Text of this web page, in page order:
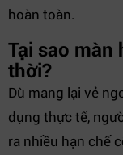
hoàn toàn.
Tại sao
thời?
Dù mang lại vẻ
dụng thực tế,
ra nhiều hạn chế